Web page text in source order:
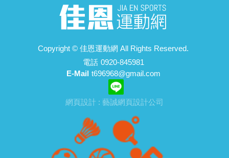
Copyright © 佳恩運動網 All Rights Reserved.
電話 0920-845981
E-Mail t696968@gmail.com
網頁設計 : 藝誠網頁設計公司